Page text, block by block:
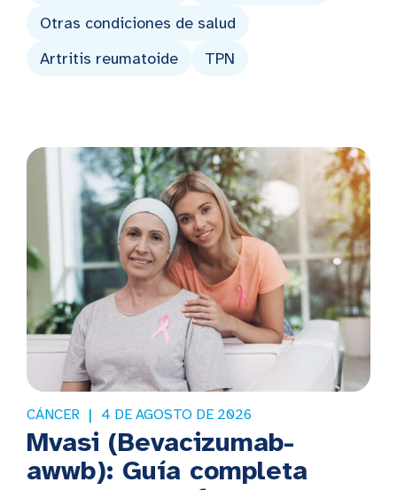
Otras condiciones de salud
Artritis reumatoide
TPN
CÁNCER 4 DE AGOSTO DE 2026
Mvasi (Bevacizumab-
awwb): Guía completa